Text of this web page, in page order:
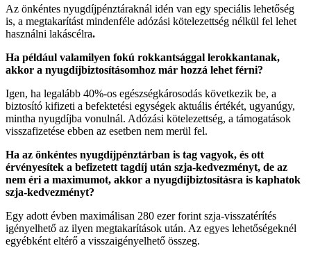
Az önkéntes nyugdíjpénztáraknál idén van egy speciális lehetőség
is, a megtakarítást mindenféle adózási kötelezettség nélkül fel lehet
használni lakáscélra.
Ha például valamilyen fokú rokkantsággal lerokkantanak,
akkor a nyugdíjbiztosításomhoz már hozzá lehet férni?
Igen, ha legalább 40%-os egészségkárosodás következik be, a
biztosító kifizeti a befektetési egységek aktuális értékét, ugyanúgy,
mintha nyugdíjba vonulnál. Adózási kötelezettség, a támogatások
visszafizetése ebben az esetben nem merül fel.
Ha az önkéntes nyugdíjpénztárban is tag vagyok, és ott
érvényesítek a befizetett tagdíj után szja-kedvezményt, de az
nem éri a maximumot, akkor a nyugdíjbiztosításra is kaphatok
szja-kedvezményt?
Egy adott évben maximálisan 280 ezer forint szja-visszatérítés
igényelhető az ilyen megtakarítások után. Az egyes lehetőségeknél
egyébként eltérő a visszaigényelhető összeg.